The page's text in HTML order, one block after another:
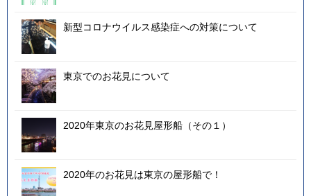
新型コロナウイルス感染症への対策について
東京でのお花見について
2020年東京のお花見屋形船（その１）
2020年のお花見は東京の屋形船で！